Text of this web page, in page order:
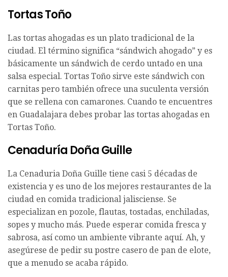
Tortas Toño
Las tortas ahogadas es un plato tradicional de la
ciudad. El término significa “sándwich ahogado” y es
básicamente un sándwich de cerdo untado en una
salsa especial. Tortas Toño sirve este sándwich con
carnitas pero también ofrece una suculenta versión
que se rellena con camarones. Cuando te encuentres
en Guadalajara debes probar las tortas ahogadas en
Tortas Toño.
Cenaduría Doña Guille
La Cenaduria Doña Guille tiene casi 5 décadas de
existencia y es uno de los mejores restaurantes de la
ciudad en comida tradicional jalisciense. Se
especializan en pozole, flautas, tostadas, enchiladas,
sopes y mucho más. Puede esperar comida fresca y
sabrosa, así como un ambiente vibrante aquí. Ah, y
asegúrese de pedir su postre casero de pan de elote,
que a menudo se acaba rápido.